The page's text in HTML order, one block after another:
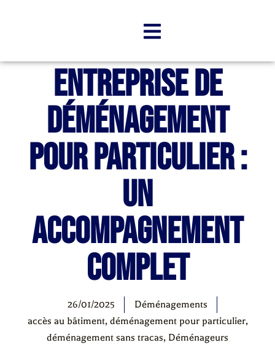
Entreprise de
déménagement
pour particulier :
un
accompagnement
complet
26/01/2025
Déménagements
accès au bâtiment, déménagement pour particulier,
déménagement sans tracas, Déménageurs